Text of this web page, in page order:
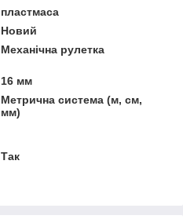
пластмаса
Новий
Механічна рулетка
16 мм
Метрична система (м, см,
мм)
Так